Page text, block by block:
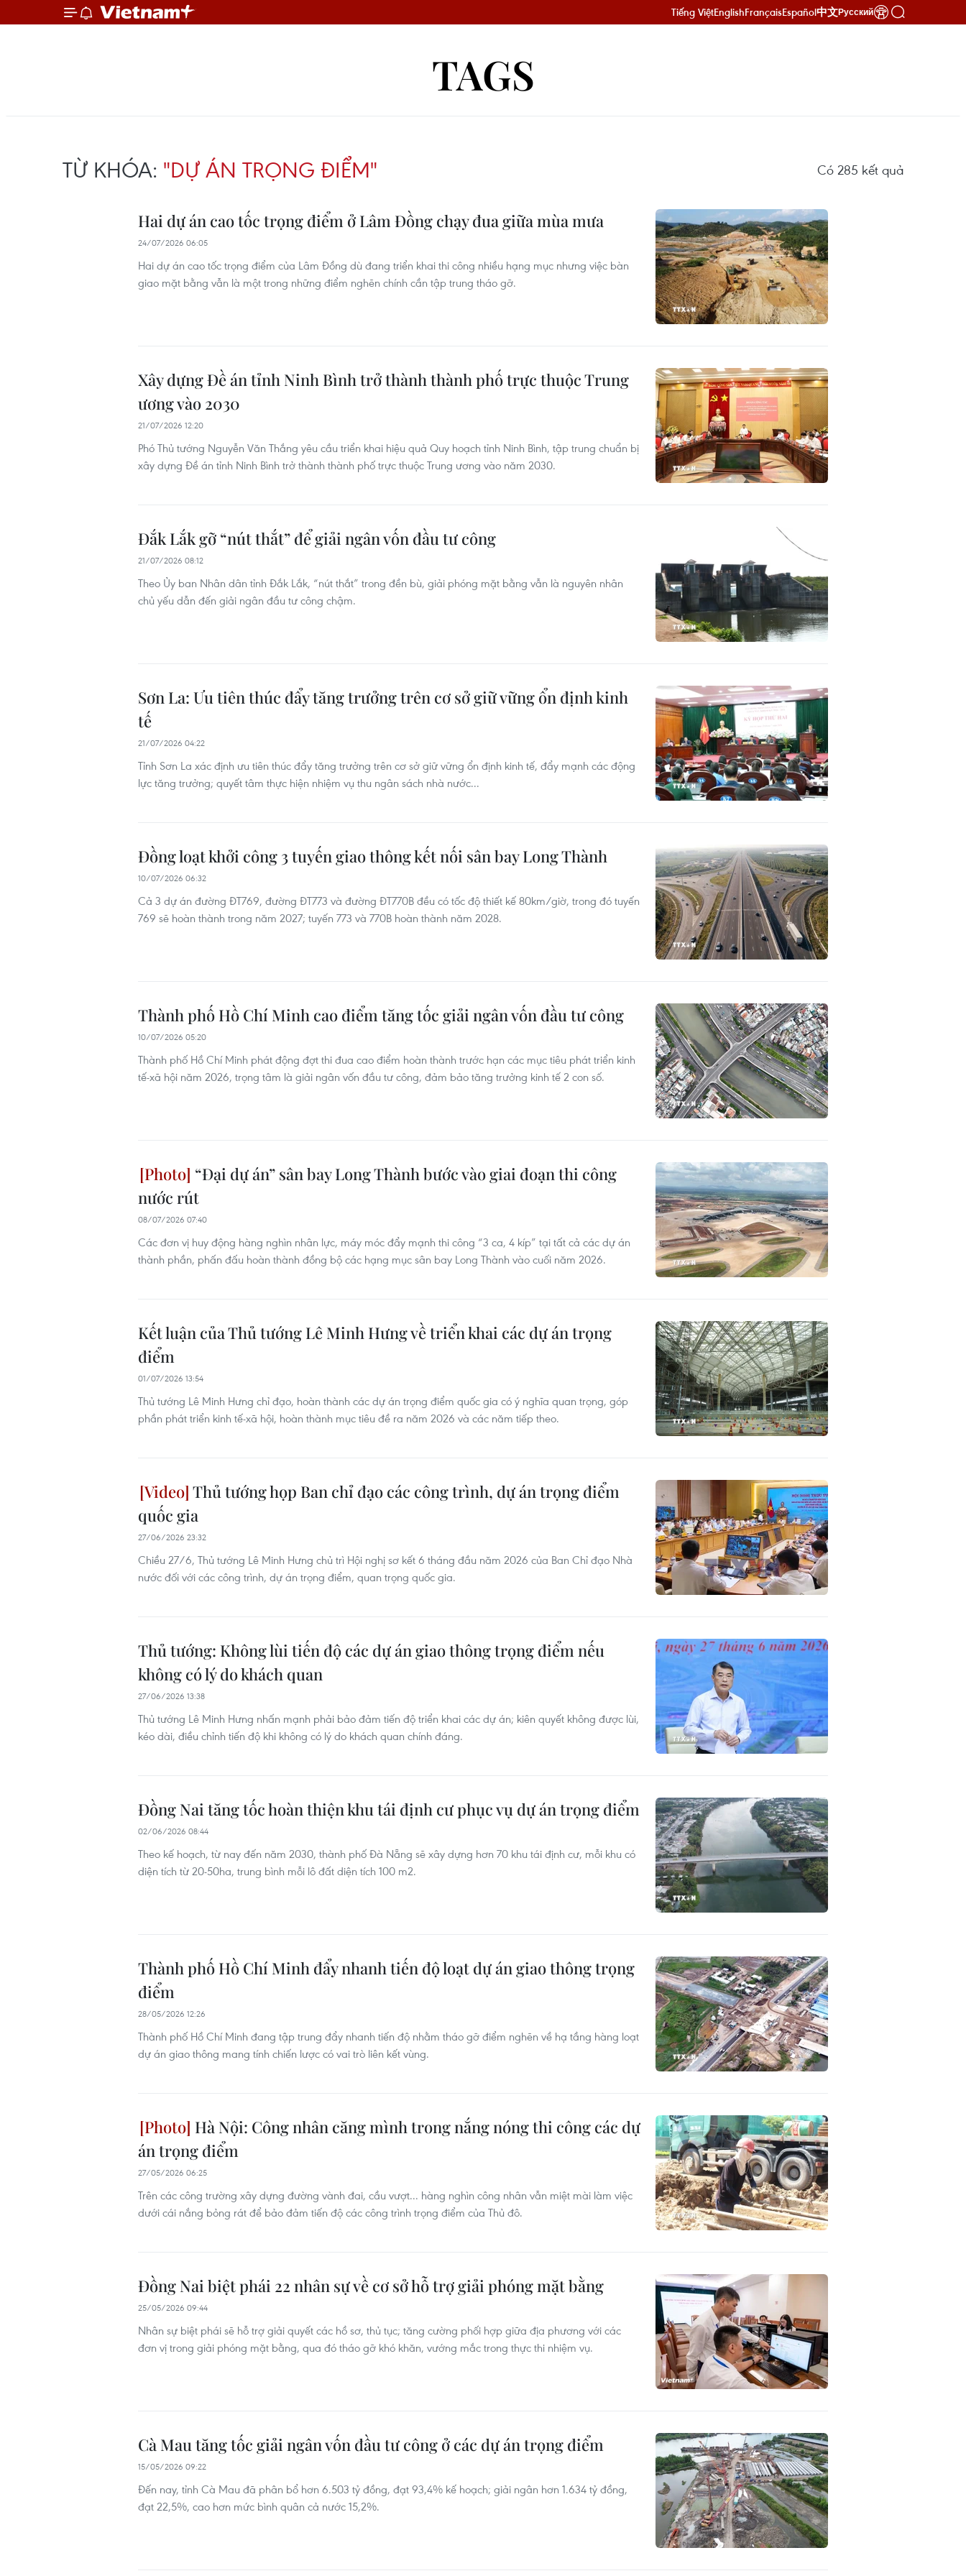
Tiếng ViệtEnglishFrançaisEspañol中文Русский
TAGS
TỪ KHÓA: "DỰ ÁN TRỌNG ĐIỂM" Có 285 kết quả
Hai dự án cao tốc trọng điểm ở Lâm Đồng chạy đua giữa mùa mưa
24/07/2026 06:05
Hai dự án cao tốc trọng điểm của Lâm Đồng dù đang triển khai thi công nhiều hạng mục nhưng việc bàn
giao mặt bằng vẫn là một trong những điểm nghẽn chính cần tập trung tháo gỡ.
Xây dựng Đề án tỉnh Ninh Bình trở thành thành phố trực thuộc Trung
ương vào 2030
21/07/2026 12:20
Phó Thủ tướng Nguyễn Văn Thắng yêu cầu triển khai hiệu quả Quy hoạch tỉnh Ninh Bình, tập trung chuẩn bị
xây dựng Đề án tỉnh Ninh Bình trở thành thành phố trực thuộc Trung ương vào năm 2030.
Đắk Lắk gỡ “nút thắt” để giải ngân vốn đầu tư công
21/07/2026 08:12
Theo Ủy ban Nhân dân tỉnh Đắk Lắk, “nút thắt” trong đền bù, giải phóng mặt bằng vẫn là nguyên nhân
chủ yếu dẫn đến giải ngân đầu tư công chậm.
Sơn La: Ưu tiên thúc đẩy tăng trưởng trên cơ sở giữ vững ổn định kinh
tế
21/07/2026 04:22
Tỉnh Sơn La xác định ưu tiên thúc đẩy tăng trưởng trên cơ sở giữ vững ổn định kinh tế, đẩy mạnh các động
lực tăng trưởng; quyết tâm thực hiện nhiệm vụ thu ngân sách nhà nước...
Đồng loạt khởi công 3 tuyến giao thông kết nối sân bay Long Thành
10/07/2026 06:32
Cả 3 dự án đường ĐT769, đường ĐT773 và đường ĐT770B đều có tốc độ thiết kế 80km/giờ, trong đó tuyến
769 sẽ hoàn thành trong năm 2027; tuyến 773 và 770B hoàn thành năm 2028.
Thành phố Hồ Chí Minh cao điểm tăng tốc giải ngân vốn đầu tư công
10/07/2026 05:20
Thành phố Hồ Chí Minh phát động đợt thi đua cao điểm hoàn thành trước hạn các mục tiêu phát triển kinh
tế-xã hội năm 2026, trọng tâm là giải ngân vốn đầu tư công, đảm bảo tăng trưởng kinh tế 2 con số.
“Đại dự án” sân bay Long Thành bước vào giai đoạn thi công
nước rút
08/07/2026 07:40
Các đơn vị huy động hàng nghìn nhân lực, máy móc đẩy mạnh thi công “3 ca, 4 kíp” tại tất cả các dự án
thành phần, phấn đấu hoàn thành đồng bộ các hạng mục sân bay Long Thành vào cuối năm 2026.
Kết luận của Thủ tướng Lê Minh Hưng về triển khai các dự án trọng
điểm
01/07/2026 13:54
Thủ tướng Lê Minh Hưng chỉ đạo, hoàn thành các dự án trọng điểm quốc gia có ý nghĩa quan trọng, góp
phần phát triển kinh tế-xã hội, hoàn thành mục tiêu đề ra năm 2026 và các năm tiếp theo.
Thủ tướng họp Ban chỉ đạo các công trình, dự án trọng điểm
quốc gia
27/06/2026 23:32
Chiều 27/6, Thủ tướng Lê Minh Hưng chủ trì Hội nghị sơ kết 6 tháng đầu năm 2026 của Ban Chỉ đạo Nhà
nước đối với các công trình, dự án trọng điểm, quan trọng quốc gia.
Thủ tướng: Không lùi tiến độ các dự án giao thông trọng điểm nếu
không có lý do khách quan
27/06/2026 13:38
Thủ tướng Lê Minh Hưng nhấn mạnh phải bảo đảm tiến độ triển khai các dự án; kiên quyết không được lùi,
kéo dài, điều chỉnh tiến độ khi không có lý do khách quan chính đáng.
Đồng Nai tăng tốc hoàn thiện khu tái định cư phục vụ dự án trọng điểm
02/06/2026 08:44
Theo kế hoạch, từ nay đến năm 2030, thành phố Đà Nẵng sẽ xây dựng hơn 70 khu tái định cư, mỗi khu có
diện tích từ 20-50ha, trung bình mỗi lô đất diện tích 100 m2.
Thành phố Hồ Chí Minh đẩy nhanh tiến độ loạt dự án giao thông trọng
điểm
28/05/2026 12:26
Thành phố Hồ Chí Minh đang tập trung đẩy nhanh tiến độ nhằm tháo gỡ điểm nghẽn về hạ tầng hàng loạt
dự án giao thông mang tính chiến lược có vai trò liên kết vùng.
Hà Nội: Công nhân căng mình trong nắng nóng thi công các dự
án trọng điểm
27/05/2026 06:25
Trên các công trường xây dựng đường vành đai, cầu vượt... hàng nghìn công nhân vẫn miệt mài làm việc
dưới cái nắng bỏng rát để bảo đảm tiến độ các công trình trọng điểm của Thủ đô.
Đồng Nai biệt phái 22 nhân sự về cơ sở hỗ trợ giải phóng mặt bằng
25/05/2026 09:44
Nhân sự biệt phái sẽ hỗ trợ giải quyết các hồ sơ, thủ tục; tăng cường phối hợp giữa địa phương với các
đơn vị trong giải phóng mặt bằng, qua đó tháo gỡ khó khăn, vướng mắc trong thực thi nhiệm vụ.
Cà Mau tăng tốc giải ngân vốn đầu tư công ở các dự án trọng điểm
15/05/2026 09:22
Đến nay, tỉnh Cà Mau đã phân bổ hơn 6.503 tỷ đồng, đạt 93,4% kế hoạch; giải ngân hơn 1.634 tỷ đồng,
đạt 22,5%, cao hơn mức bình quân cả nước 15,2%.